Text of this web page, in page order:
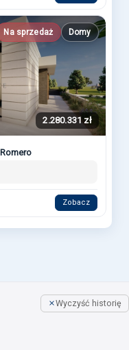
Na sprzedaż Domy
2.280.331 zł
Zobacz
Wyczyść historię